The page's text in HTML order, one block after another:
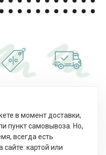
в момент доставки,
пункт самовывоза. Но,
всегда есть
картой или